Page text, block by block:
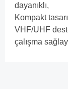
dayanıklı,
Kompakt
VHF/UHF
çalışma